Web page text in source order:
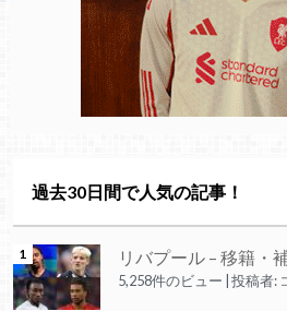
過去30日間で人気の記事！
リバプール – 移籍・
5,258件のビュー 投稿者: